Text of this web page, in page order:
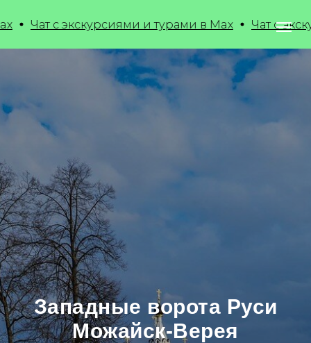
экскурсиями и турами в Max Чат с
Западные ворота Руси
Можайск-Верея